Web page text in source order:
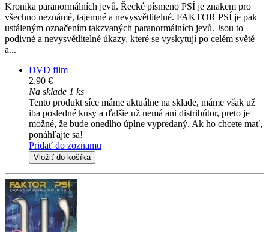
Kronika paranormálních jevů. Řecké písmeno PSÍ je znakem pro
všechno neznámé, tajemné a nevysvětlitelné. FAKTOR PSÍ je pak
ustáleným označením takzvaných paranormálních jevů. Jsou to
podivné a nevysvětlitelné úkazy, které se vyskytují po celém světě
a...
DVD film
2,90 €
Na sklade 1 ks
Tento produkt síce máme aktuálne na sklade, máme však už
iba posledné kusy a ďalšie už nemá ani distribútor, preto je
možné, že bude onedlho úplne vypredaný. Ak ho chcete mať,
ponáhľajte sa!
Pridať do zoznamu
Vložiť do košíka